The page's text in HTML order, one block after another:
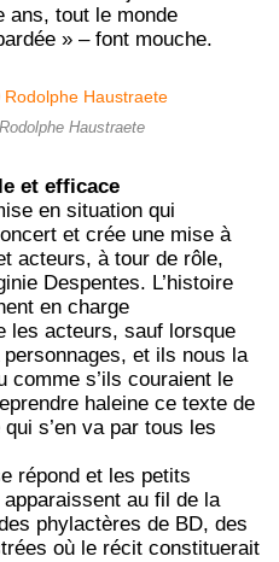
ans, tout le monde
» – font mouche.
Haustraete
et efficace
en situation qui
et crée une mise à
acteurs, à tour de rôle,
Despentes. L’histoire
en charge
les acteurs, sauf lorsque
et ils nous la
comme s’ils couraient le
haleine ce texte de
qui s’en va par tous les
répond et les petits
au fil de la
phylactères de BD, des
où le récit constituerait